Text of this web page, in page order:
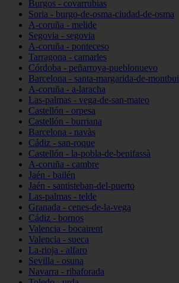
Burgos - covarrubias
Soria - burgo-de-osma-ciudad-de-osma
A-coruña - melide
Segovia - segovia
A-coruña - ponteceso
Tarragona - camarles
Córdoba - peñarroya-pueblonuevo
Barcelona - santa-margarida-de-montbui
A-coruña - a-laracha
Las-palmas - vega-de-san-mateo
Castellón - orpesa
Castellón - burriana
Barcelona - navàs
Cádiz - san-roque
Castellón - la-pobla-de-benifassà
A-coruña - cambre
Jaén - bailén
Jaén - santisteban-del-puerto
Las-palmas - telde
Granada - cenes-de-la-vega
Cádiz - bornos
Valencia - bocairent
Valencia - sueca
La-rioja - alfaro
Sevilla - osuna
Navarra - ribaforada